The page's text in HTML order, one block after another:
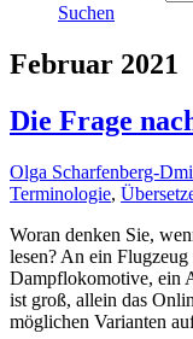
Suchen
Februar 2021
Die Frage
Olga Scharfenberg-
Terminologie,
Woran denken Sie,
lesen? An ein
Dampflokomotive, ein
ist groß, allein das
möglichen Varianten